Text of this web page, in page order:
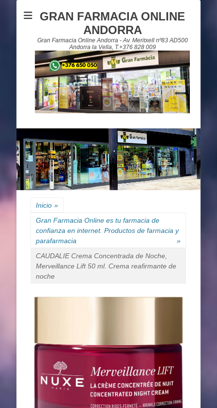
GRAN FARMACIA ONLINE
ANDORRA
Gran Farmacia Online Andorra - Av. Meritxell nº83 AD500
Andorra la Vella, T.+376 828 009
Inicio »
Gran Farmacia Online es tu farmacia de
confianza en internet. Productos de farmacia y
parafarmacia
»
CAUDALIE Crema Concentrada de Noche,
Merveillance Lift 50 ml. Crema reafirmante de
noche